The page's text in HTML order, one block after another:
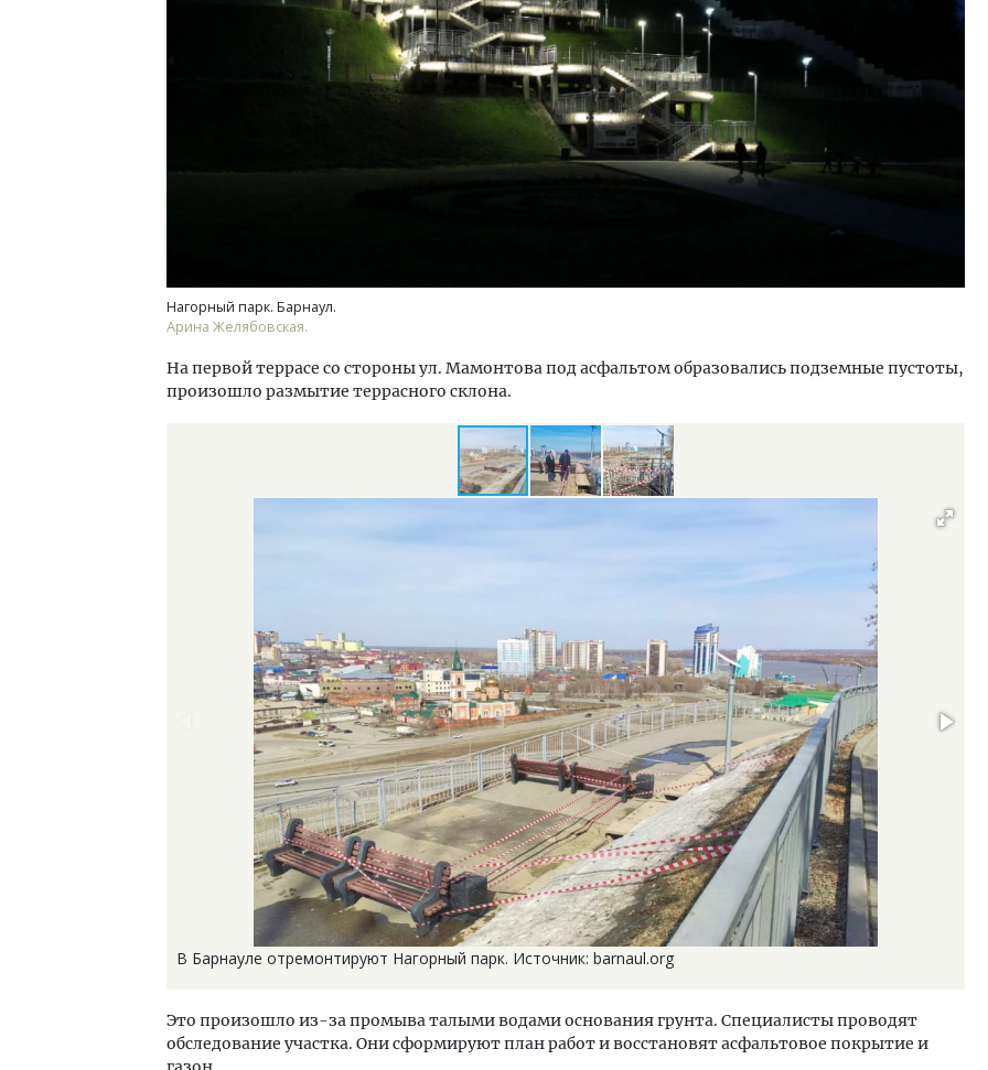
Нагорный парк. Барнаул.
Арина Желябовская.
На первой террасе со стороны ул. Мамонтова под асфальтом образовались подземные пустоты,
произошло размытие террасного склона.
В Барнауле отремонтируют Нагорный парк. Источник: barnaul.org
Это произошло из-за промыва талыми водами основания грунта. Специалисты проводят
обследование участка. Они сформируют план работ и восстановят асфальтовое покрытие и
Архитектурный код начинается с
земли. Мощение крупноформатными
Ищем новые берега.
оставаться на плаву,
СТРОИТЕЛЬСТВО